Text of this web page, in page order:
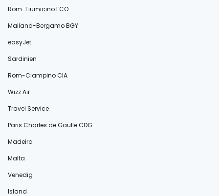
Rom-Fiumicino FCO
Mailand-Bergamo BGY
easyJet
Sardinien
Rom-Ciampino CIA
Wizz Air
Travel Service
Paris Charles de Gaulle CDG
Madeira
Malta
Venedig
Island